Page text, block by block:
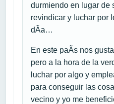
durmiendo en lugar de
revindicar y luchar por
dÃ­a…
En este paÃ­s nos
pero a la hora de la
luchar por algo y
para conseguir las
vecino y yo me